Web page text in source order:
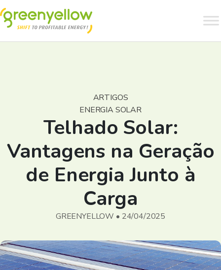
ARTIGOS
ENERGIA SOLAR
Telhado Solar:
Vantagens na Geração
de Energia Junto à
Carga
GREENYELLOW • 24/04/2025